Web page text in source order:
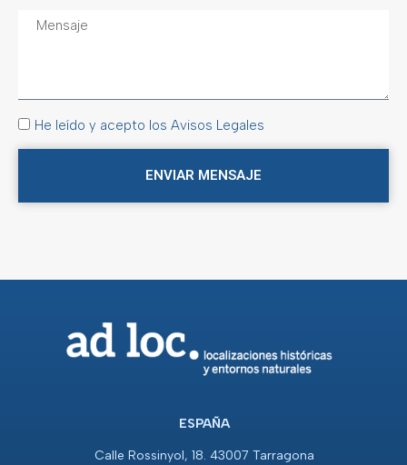
He leído y acepto los Avisos Legales
ENVIAR MENSAJE
ESPAÑA
Calle Rossinyol, 18. 43007 Tarragona